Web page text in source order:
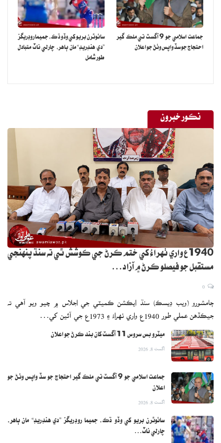
جماعت اسلامي جو 9 آگسٽ تي ملڪ گير
احتجاج جو سڏ واپس وٺڻ جو اعلان
سائوٿرن بريو کي وڏو ڌڪ، جميما روڊريگز
”دي هنڊريڊ“ مان ٻاهر، چارلي ناٽ متبادل
طور شامل
نڪور خبرون
1940ع واري ٺهراءُ کي ختم ڪرڻ جي ڪوشش ٿي ته سنڌ پنهنجي
مستقبل جو فيصلو ڪرڻ ۾ آزاد…
ڄامشورو (ويب ڊيسڪ) سنڌ ايڪشن ڪميٽي جي اجلاس ۾ چيو ويو آهي ته
جيڪڏهن عملي طور 1940ع واري ٺهراءُ ۽ 1973ع جي آئين کي…
ميٽرو بس سروس 11 آگسٽ کان بند ڪرڻ جو اعلان
اگست 8, 2026
جماعت اسلامي جو 9 آگسٽ تي ملڪ گير احتجاج جو سڏ واپس وٺڻ جو
اعلان
اگست 8, 2026
سائوٿرن بريو کي وڏو ڌڪ، جميما روڊريگز ”دي هنڊريڊ“ مان ٻاهر،
چارلي ناٽ…